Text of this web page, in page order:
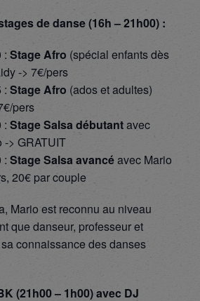
de danse (16h – 21h00) :
: Stage Afro (spécial enfants dès
-> 7€/pers
: Stage Afro (ados et adultes)
pers
: Stage Salsa débutantavec
> GRATUIT
: Stage Salsa avancéavec Mario
20€ par couple
Mario est reconnu au niveau
que danseur, professeur et
connaissance des danses
(21h00 – 1h00) avec DJ